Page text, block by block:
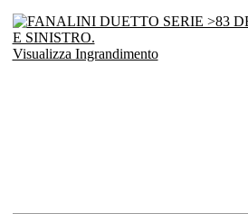
Visualizza Ingrandimento